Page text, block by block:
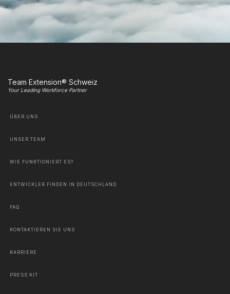
Team Extension® Schweiz
Your Leading Workforce Partner
ÜBER UNS
UNSER TEAM
WIE FUNKTIONIERT ES?
ENTWICKLER FINDEN IN DEUTSCHLAND
FAQ
KONTAKTIEREN SIE UNS
KARRIERE
PRESS KIT